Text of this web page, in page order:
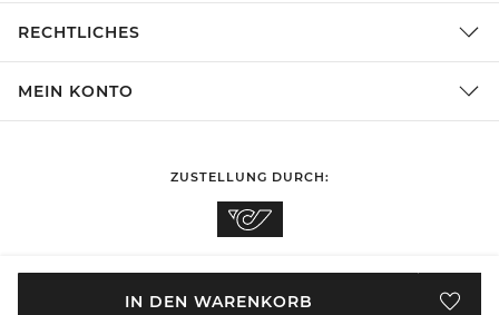
IN DEN WARENKORB
RECHTLICHES
MEIN KONTO
ZUSTELLUNG DURCH: